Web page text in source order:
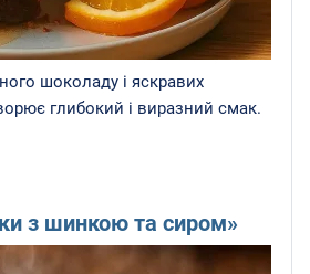
шоколаду і яскравих
глибокий і виразний смак.
з шинкою та сиром»